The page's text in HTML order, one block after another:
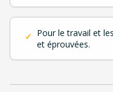
✓ Pour le travail et
et éprouvées.